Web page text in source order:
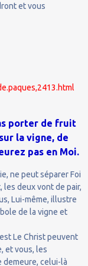
et vous
porter de fruit
la vigne, de
pas en Moi.
ne peut séparer Foi
les deux vont de pair,
Lui-même, illustre
de la vigne et
Le Christ peuvent
et vous, les
demeure, celui-là